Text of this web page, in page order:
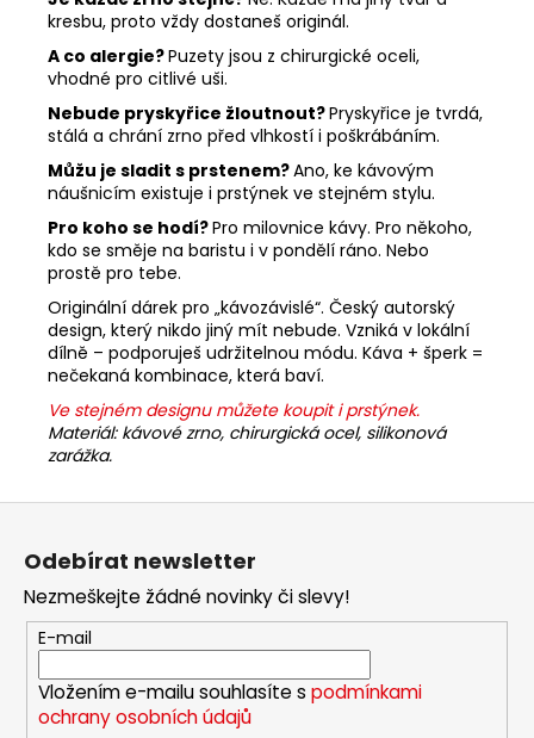
kresbu, proto vždy dostaneš originál.
A co alergie?Puzety jsou z chirurgické oceli,
vhodné pro citlivé uši.
Nebude pryskyřice žloutnout?Pryskyřice je tvrdá,
stálá a chrání zrno před vlhkostí i poškrábáním.
Můžu je sladit s prstenem?Ano, ke kávovým
náušnicím existuje i prstýnek ve stejném stylu.
Pro koho se hodí?Pro milovnice kávy. Pro někoho,
kdo se směje na baristu i v pondělí ráno. Nebo
prostě pro tebe.
Originální dárek pro „kávozávislé“. Český autorský
design, který nikdo jiný mít nebude. Vzniká v lokální
dílně – podporuješ udržitelnou módu. Káva + šperk =
nečekaná kombinace, která baví.
Ve stejném designu můžete koupit i prstýnek.
Materiál: kávové zrno, chirurgická ocel, silikonová
zarážka.
Z
Odebírat newsletter
Nezmeškejte žádné novinky či slevy!
E-mail
Vložením e-mailu souhlasíte s podmínkami
ochrany osobních údajů